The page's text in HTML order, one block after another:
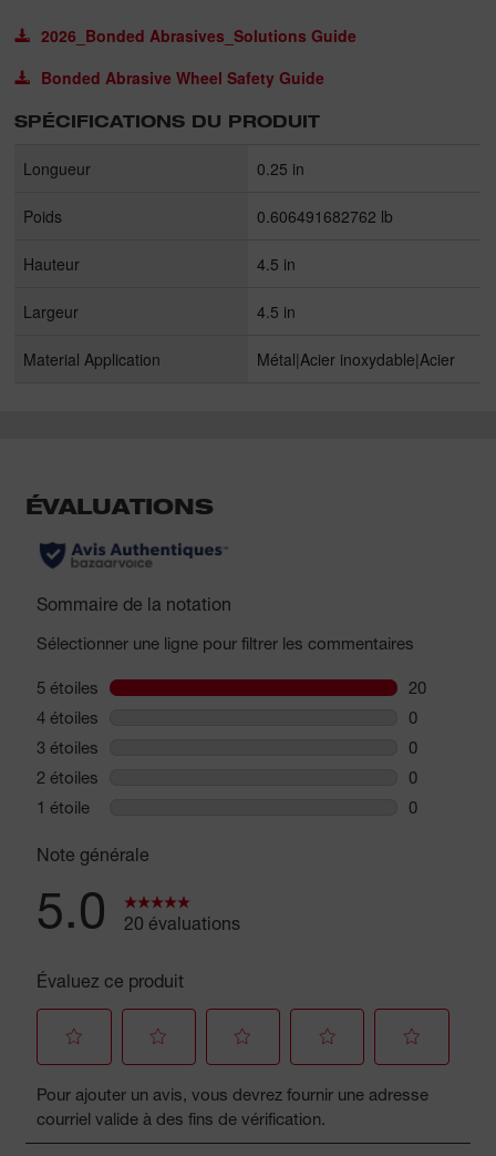
2026_Bonded Abrasives_Solutions Guide
Bonded Abrasive Wheel Safety Guide
SPÉCIFICATIONS DU PRODUIT
Longueur 0.25 in
Poids 0.606491682762 lb
Hauteur 4.5 in
Largeur 4.5 in
Material Application Métal|Acier inoxydable|Acier